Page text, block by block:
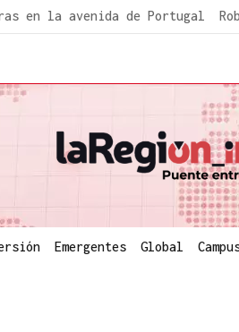
en la avenida de Portugal
Emergentes Global